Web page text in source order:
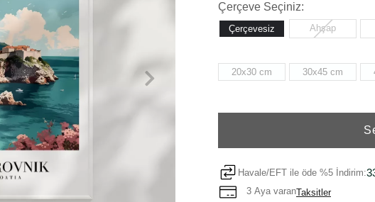
Çerçeve Seçiniz:
Çerçevesiz Ahşap
20x30 cm 30x45 cm
Havale/EFT ile öde %5 İndirim:
3 Aya varanTaksitler